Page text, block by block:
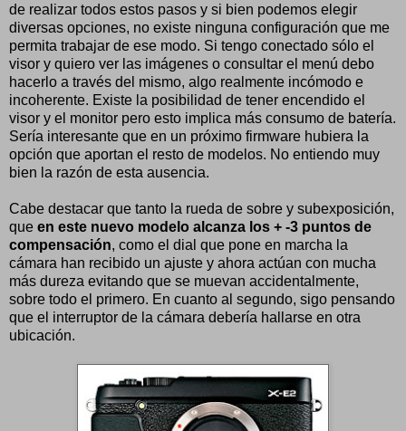
de realizar todos estos pasos y si bien podemos elegir
diversas opciones, no existe ninguna configuración que me
permita trabajar de ese modo. Si tengo conectado sólo el
visor y quiero ver las imágenes o consultar el menú debo
hacerlo a través del mismo, algo realmente incómodo e
incoherente. Existe la posibilidad de tener encendido el
visor y el monitor pero esto implica más consumo de batería.
Sería interesante que en un próximo firmware hubiera la
opción que aportan el resto de modelos. No entiendo muy
bien la razón de esta ausencia.
Cabe destacar que tanto la rueda de sobre y subexposición,
que en este nuevo modelo alcanza los + -3 puntos de
compensación, como el dial que pone en marcha la
cámara han recibido un ajuste y ahora actúan con mucha
más dureza evitando que se muevan accidentalmente,
sobre todo el primero. En cuanto al segundo, sigo pensando
que el interruptor de la cámara debería hallarse en otra
ubicación.